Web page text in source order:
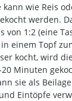
kann wie Reis
werden.
von 1:2 (eine
in einem Topf
kocht, wird
Minuten
sie als
Eintöpfe